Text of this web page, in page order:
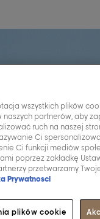
wszystkich plików
naszych partnerów, aby
ruch na naszej
Ci
Ci funkcji mediów
poprzez zakładkę
przetwarzamy
Prywatnosci
plików cookie